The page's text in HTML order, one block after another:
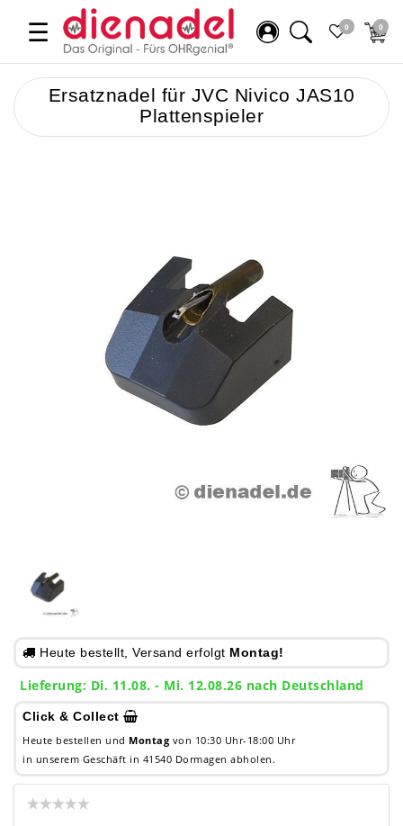
☰ 0 0
Ersatznadel für JVC Nivico JAS10
Plattenspieler
Heute bestellt, Versand erfolgt Montag!
Lieferung: Di. 11.08. - Mi. 12.08.26 nach Deutschland
Click & Collect
Heute bestellen und Montag von 10:30 Uhr-18:00 Uhr
in unserem Geschäft in 41540 Dormagen abholen.